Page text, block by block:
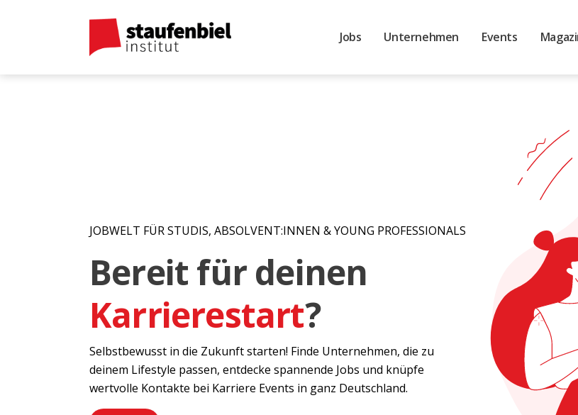
Jobs Unternehmen Events
JOBWELT FÜR STUDIS, ABSOLVENT:INNEN & YOUNG PROFESSIONALS
Bereit für deinen
Karrierestart?
Selbstbewusst in die Zukunft starten! Finde Unternehmen, die zu
deinem Lifestyle passen, entdecke spannende Jobs und knüpfe
wertvolle Kontakte bei Karriere Events in ganz Deutschland.